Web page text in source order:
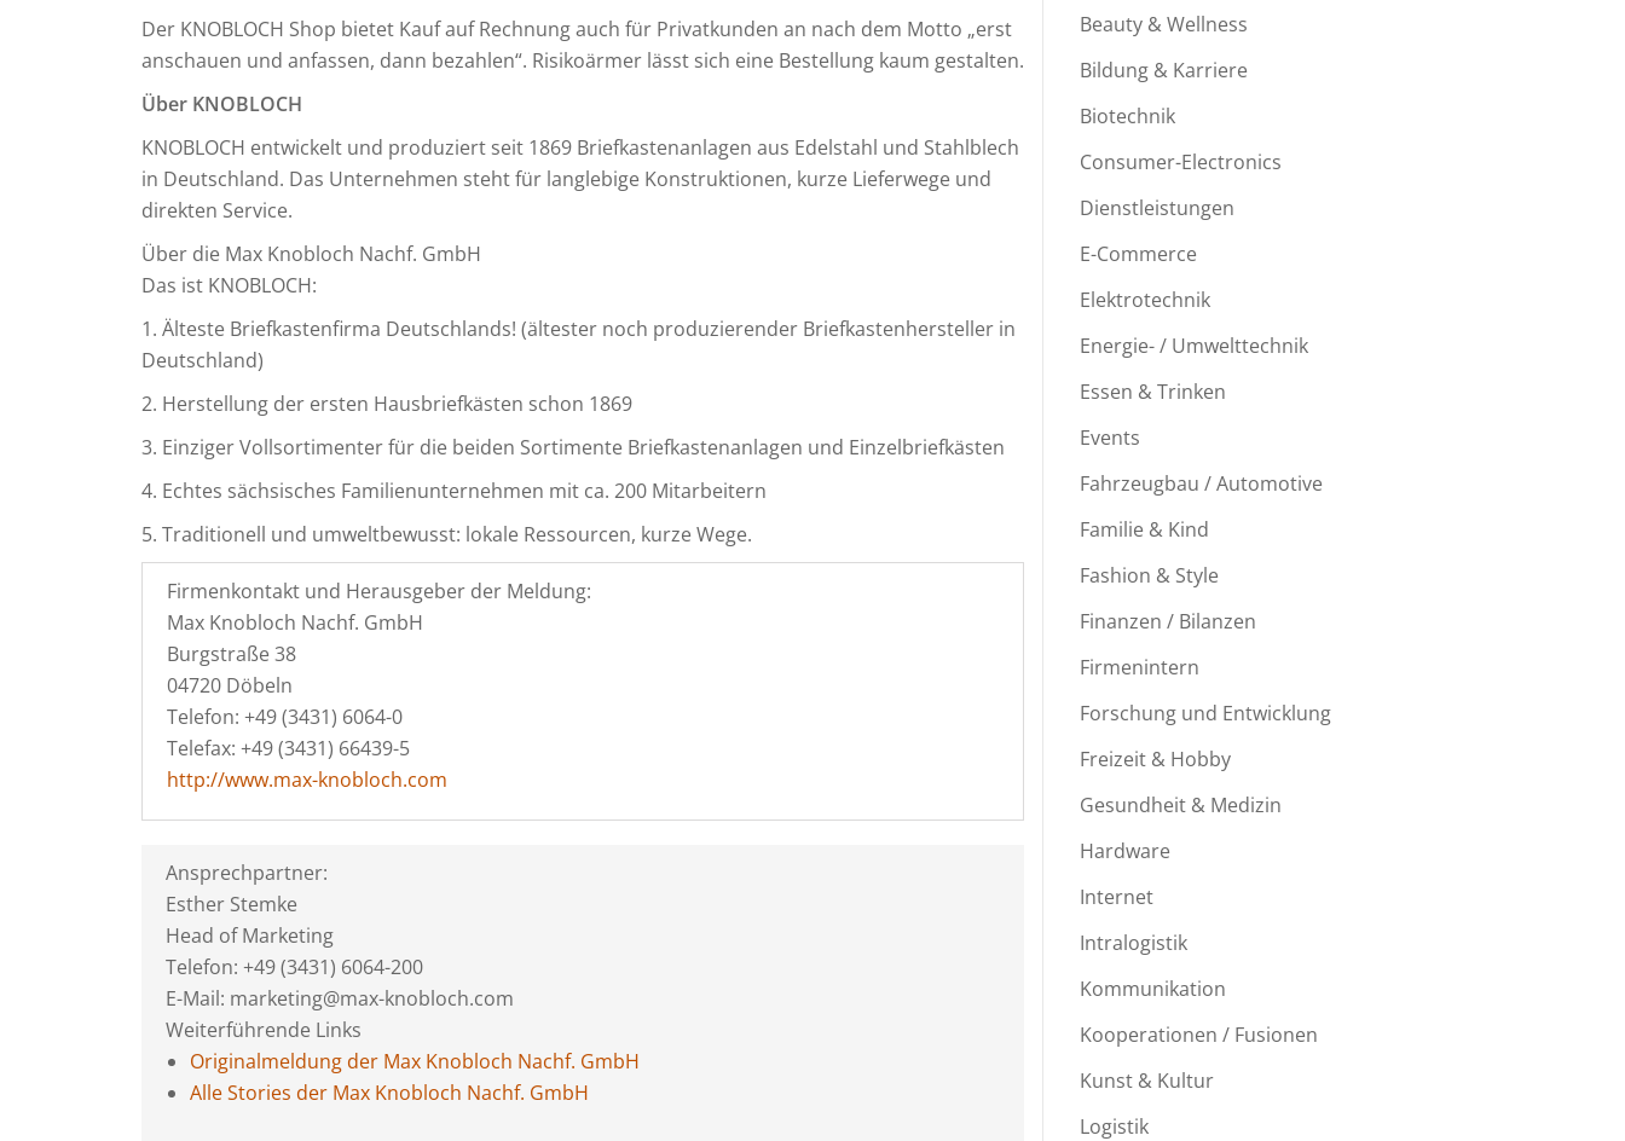
Der KNOBLOCH Shop bietet Kauf auf Rechnung auch für Privatkunden an nach dem Motto „erst
anschauen und anfassen, dann bezahlen“. Risikoärmer lässt sich eine Bestellung kaum gestalten.
Über KNOBLOCH
KNOBLOCH entwickelt und produziert seit 1869 Briefkastenanlagen aus Edelstahl und Stahlblech
in Deutschland. Das Unternehmen steht für langlebige Konstruktionen, kurze Lieferwege und
direkten Service.
Über die Max Knobloch Nachf. GmbH
Das ist KNOBLOCH:
1. Älteste Briefkastenfirma Deutschlands! (ältester noch produzierender Briefkastenhersteller in
Deutschland)
2. Herstellung der ersten Hausbriefkästen schon 1869
3. Einziger Vollsortimenter für die beiden Sortimente Briefkastenanlagen und Einzelbriefkästen
4. Echtes sächsisches Familienunternehmen mit ca. 200 Mitarbeitern
5. Traditionell und umweltbewusst: lokale Ressourcen, kurze Wege.
Firmenkontakt und Herausgeber der Meldung:
Max Knobloch Nachf. GmbH
Burgstraße 38
04720 Döbeln
Telefon: +49 (3431) 6064-0
Telefax: +49 (3431) 66439-5
http://www.max-knobloch.com
Ansprechpartner:
Esther Stemke
Head of Marketing
Telefon: +49 (3431) 6064-200
E-Mail: marketing@max-knobloch.com
Weiterführende Links
Originalmeldung der Max Knobloch Nachf. GmbH
Alle Stories der Max Knobloch Nachf. GmbH
Beauty & Wellness
Bildung & Karriere
Biotechnik
Consumer-Electronics
Dienstleistungen
E-Commerce
Elektrotechnik
Energie- / Umwelttechnik
Essen & Trinken
Events
Fahrzeugbau / Automotive
Familie & Kind
Fashion & Style
Finanzen / Bilanzen
Firmenintern
Forschung und Entwicklung
Freizeit & Hobby
Gesundheit & Medizin
Hardware
Internet
Intralogistik
Kommunikation
Kooperationen / Fusionen
Kunst & Kultur
Logistik